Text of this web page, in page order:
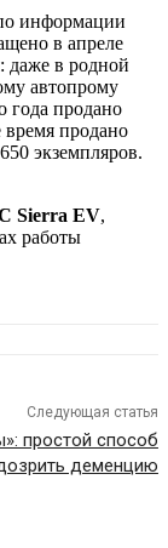
информации
в апреле
даже в родной
автопрому
года продано
продано
экземпляров.
Sierra EV,
работы
Следующая статья
простой способ
деменцию